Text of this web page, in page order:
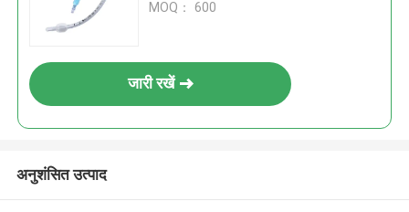
MOQ： 600
जारी रखें
अनुशंसित उत्पाद